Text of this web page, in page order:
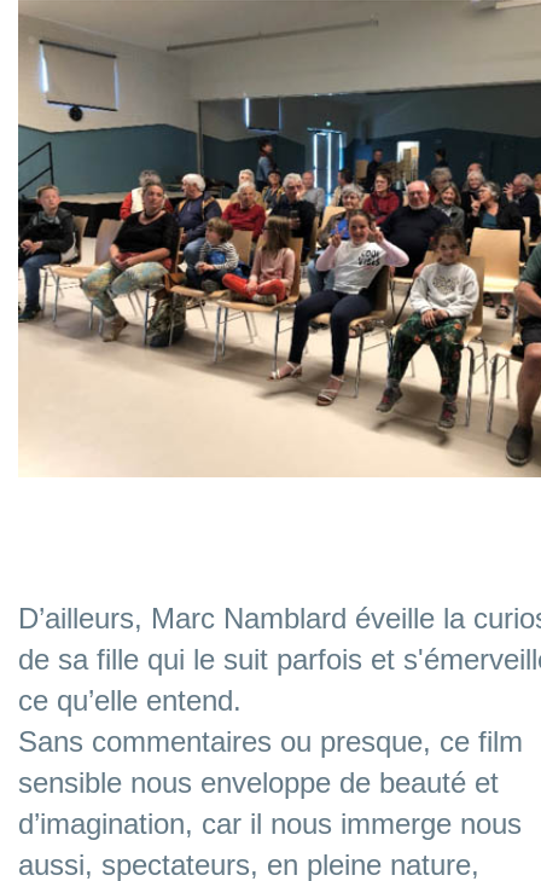
D’ailleurs, Marc Namblard éveille la
de sa fille qui le suit parfois et
ce qu’elle entend.
Sans commentaires ou presque, ce film
sensible nous enveloppe de beauté et
d’imagination, car il nous immerge nous
aussi, spectateurs, en pleine nature,